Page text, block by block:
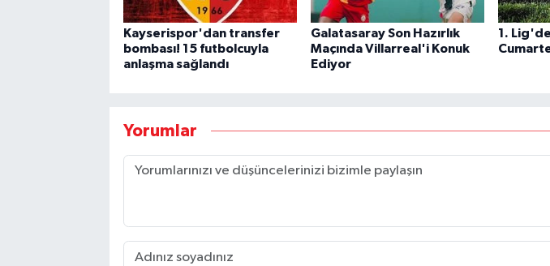
Kayserispor'dan transfer
bombası! 15 futbolcuyla
anlaşma sağlandı
Galatasaray Son Hazırlık
Maçında Villarreal'i Konuk
Ediyor
1.
Yorumlar